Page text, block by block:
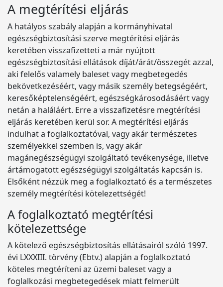
A megtérítési eljárás
A hatályos szabály alapján a kormányhivatal
egészségbiztosítási szerve megtérítési eljárás
keretében visszafizetteti a már nyújtott
egészségbiztosítási ellátások díját/árát/összegét azzal,
aki felelős valamely baleset vagy megbetegedés
bekövetkezéséért, vagy másik személy betegségéért,
keresőképtelenségéért, egészségkárosodásáért vagy
netán a haláláért. Erre a visszafizetésre megtérítési
eljárás keretében kerül sor. A megtérítési eljárás
indulhat a foglalkoztatóval, vagy akár természetes
személyekkel szemben is, vagy akár
magánegészségügyi szolgáltató tevékenysége, illetve
ártámogatott egészségügyi szolgáltatás kapcsán is.
Elsőként nézzük meg a foglalkoztató és a természetes
személy megtérítési kötelezettségét!
A foglalkoztató megtérítési
kötelezettsége
A kötelező egészségbiztosítás ellátásairól szóló 1997.
évi LXXXIII. törvény (Ebtv.) alapján a foglalkoztató
köteles megtéríteni az üzemi baleset vagy a
foglalkozási megbetegedések miatt felmerült